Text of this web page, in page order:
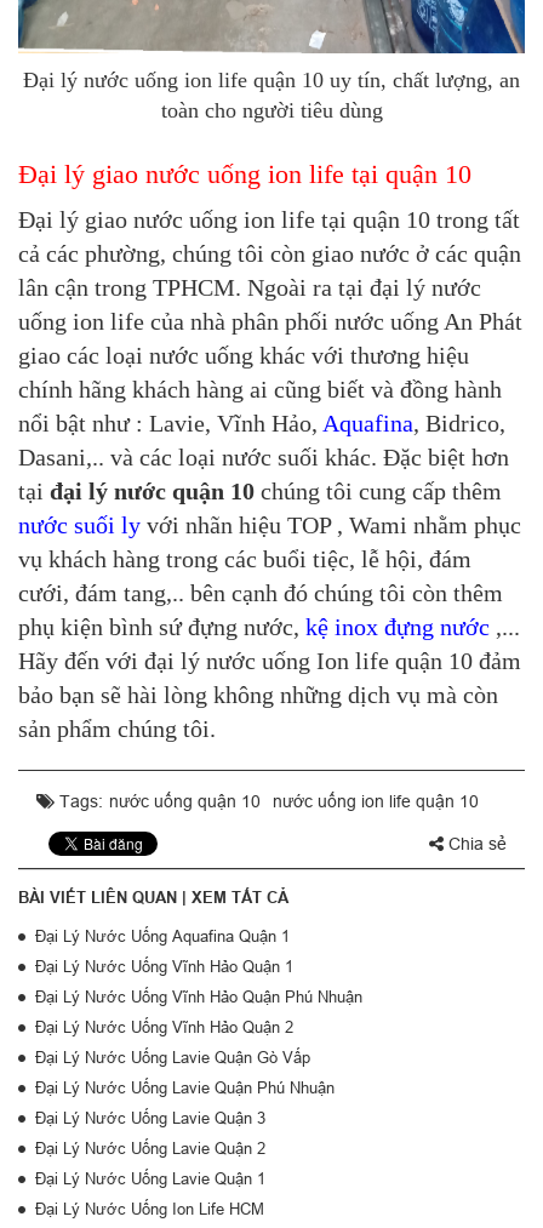
Đại lý nước uống ion life quận 10 uy tín, chất lượng, an
toàn cho người tiêu dùng
Đại lý giao nước uống ion life tại quận 10
Đại lý giao nước uống ion life tại quận 10 trong tất
cả các phường, chúng tôi còn giao nước ở các quận
lân cận trong TPHCM. Ngoài ra tại đại lý nước
uống ion life của nhà phân phối nước uống An Phát
giao các loại nước uống khác với thương hiệu
chính hãng khách hàng ai cũng biết và đồng hành
nổi bật như : Lavie, Vĩnh Hảo, Aquafina, Bidrico,
Dasani,.. và các loại nước suối khác. Đặc biệt hơn
tại đại lý nước quận 10 chúng tôi cung cấp thêm
nước suối ly với nhãn hiệu TOP , Wami nhằm phục
vụ khách hàng trong các buổi tiệc, lễ hội, đám
cưới, đám tang,.. bên cạnh đó chúng tôi còn thêm
phụ kiện bình sứ đựng nước, kệ inox đựng nước ,...
Hãy đến với đại lý nước uống Ion life quận 10 đảm
bảo bạn sẽ hài lòng không những dịch vụ mà còn
sản phẩm chúng tôi.
Tags: nước uống quận 10 nước uống ion life quận 10
Chia sẻ
BÀI VIẾT LIÊN QUAN | XEM TẤT CẢ
Đại Lý Nước Uống Aquafina Quận 1
Đại Lý Nước Uống Vĩnh Hảo Quận 1
Đại Lý Nước Uống Vĩnh Hảo Quận Phú Nhuận
Đại Lý Nước Uống Vĩnh Hảo Quận 2
Đại Lý Nước Uống Lavie Quận Gò Vấp
Đại Lý Nước Uống Lavie Quận Phú Nhuận
Đại Lý Nước Uống Lavie Quận 3
Đại Lý Nước Uống Lavie Quận 2
Đại Lý Nước Uống Lavie Quận 1
Đại Lý Nước Uống Ion Life HCM